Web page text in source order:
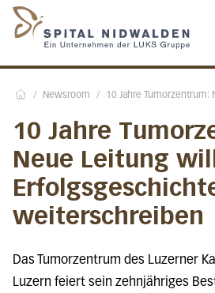
/ Newsroom / 10 Jahre
10 Jahre
Neue Leitung
weiterschreiben
Das Tumorzentrum des Luzerner
Luzern feiert sein zehnjähriges